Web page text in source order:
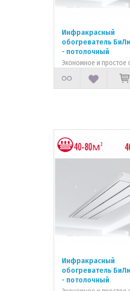
Инфракрасный
обогреватель
- потолочный
Экономное и простое
Инфракрасный
обогреватель
- потолочный